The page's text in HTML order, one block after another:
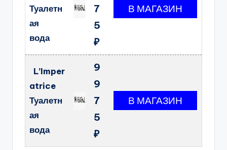
Туалетн
ая
вода
7
5
₽
L’Imper
atrice
Туалетн
ая
вода
9
9
7
5
₽